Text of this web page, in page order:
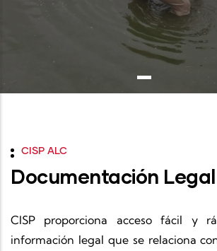
CISP ALC
Documentación Legal
CISP proporciona acceso fácil y
información legal que se relaciona